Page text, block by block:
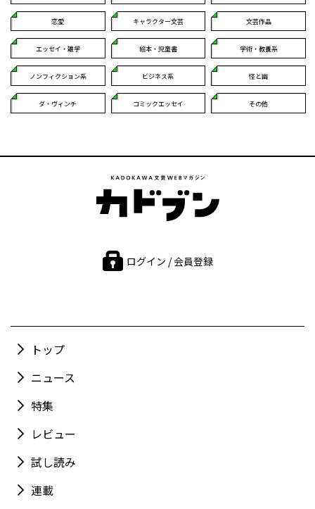
恋愛 キャラクター文芸 文芸作品
エッセイ・雑学 絵本・児童書 学術・教養系
ノンフィクション系 ビジネス系 怪と幽
ダ・ヴィンチ コミックエッセイ その他
ログイン / 会員登録
トップ
ニュース
特集
レビュー
試し読み
連載